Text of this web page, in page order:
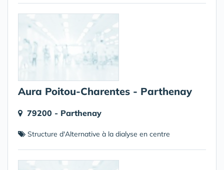
Aura Poitou-Charentes - Parthenay
79200 - Parthenay
Structure d'Alternative à la dialyse en centre